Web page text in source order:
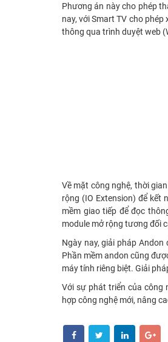
Phương án này cho phép
nay, với Smart TV cho
thông qua trình duyệt web
Về mặt công nghệ, thời
rộng (IO Extension) để kết
mềm giao tiếp để đọc
module mở rộng tương đối
Ngày nay, giải pháp
Phần mềm andon cũng
máy tính riêng biệt. Giải
Với sự phát triển của công
hợp công nghệ mới, nâng